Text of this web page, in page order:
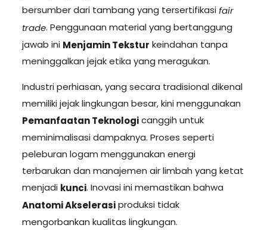
bersumber dari tambang yang tersertifikasifair
trade. Penggunaan material yang bertanggung
jawab ini Menjamin Tekstur keindahan tanpa
meninggalkan jejak etika yang meragukan.
Industri perhiasan, yang secara tradisional dikenal
memiliki jejak lingkungan besar, kini menggunakan
Pemanfaatan Teknologicanggih untuk
meminimalisasi dampaknya. Proses seperti
peleburan logam menggunakan energi
terbarukan dan manajemen air limbah yang ketat
menjadi kunci. Inovasi ini memastikan bahwa
Anatomi Akselerasiproduksi tidak
mengorbankan kualitas lingkungan.